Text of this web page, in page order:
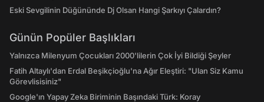
Eski Sevgilinin Düğününde Dj Olsan Hangi Şarkıyı Çalardın?
Günün Popüler Başlıkları
Yalnızca Milenyum Çocukları 2000'lilerin Çok İyi Bildiği Şeyler
Fatih Altaylı'dan Erdal Beşikçioğlu'na Ağır Eleştiri: "Ulan Siz Kamu
Görevlisisiniz"
Google'ın Yapay Zeka Biriminin Başındaki Türk: Koray